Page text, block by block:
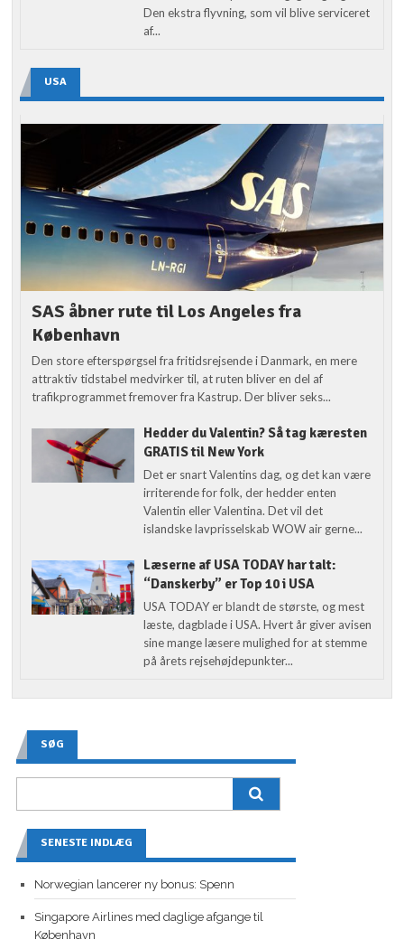
Den ekstra flyvning, som vil blive serviceret
af...
USA
SAS åbner rute til Los Angeles fra
København
Den store efterspørgsel fra fritidsrejsende i Danmark, en mere
attraktiv tidstabel medvirker til, at ruten bliver en del af
trafikprogrammet fremover fra Kastrup. Der bliver seks...
Hedder du Valentin? Så tag kæresten
GRATIS til New York
Det er snart Valentins dag, og det kan være
irriterende for folk, der hedder enten
Valentin eller Valentina. Det vil det
islandske lavprisselskab WOW air gerne...
Læserne af USA TODAY har talt:
“Danskerby” er Top 10 i USA
USA TODAY er blandt de største, og mest
læste, dagblade i USA. Hvert år giver avisen
sine mange læsere mulighed for at stemme
på årets rejsehøjdepunkter...
SØG
SENESTE INDLÆG
Norwegian lancerer ny bonus: Spenn
Singapore Airlines med daglige afgange til
København